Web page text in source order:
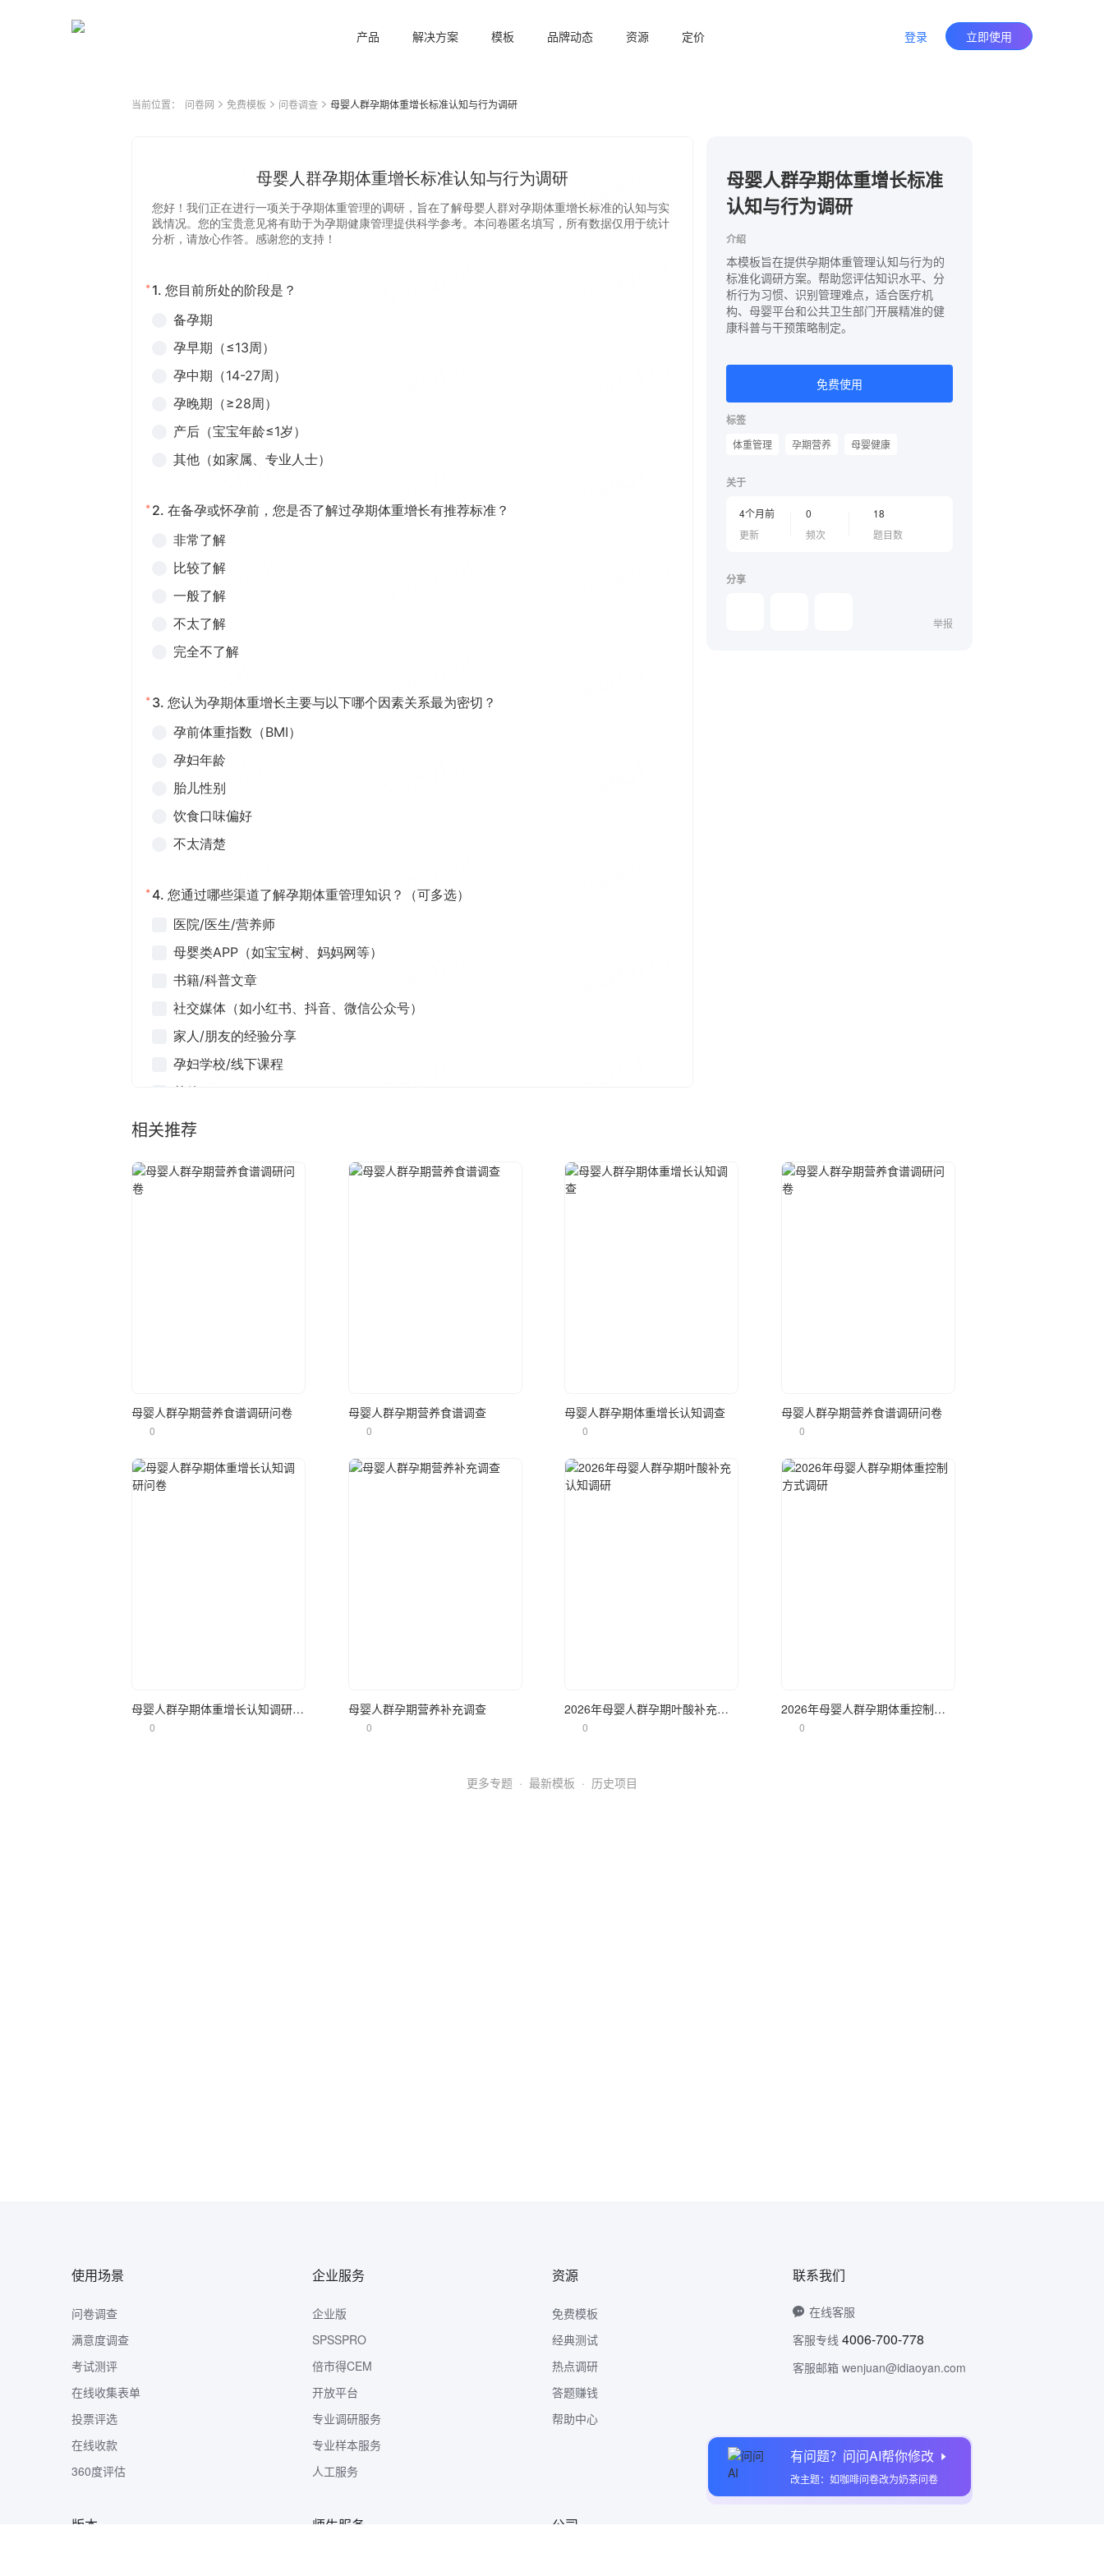
产品 解决方案 模板 品牌动态 资源 定价 登录 立即使用
当前位置： 问卷网 免费模板 问卷调查 母婴人群孕期体重增长标准认知与行为调研
母婴人群孕期体重增长标准
认知与行为调研
介绍
本模板旨在提供孕期体重管理认知与行为的
标准化调研方案。帮助您评估知识水平、分
析行为习惯、识别管理难点，适合医疗机
构、母婴平台和公共卫生部门开展精准的健
康科普与干预策略制定。
免费使用
标签
体重管理 孕期营养 母婴健康
关于
4个月前
更新
0
频次
18
题目数
分享
举报
有问题？问问AI帮你修改
改主题：如咖啡问卷改为奶茶问卷
相关推荐
母婴人群孕期营养食谱调研问卷
0
母婴人群孕期营养食谱调查
0
母婴人群孕期体重增长认知调查
0
母婴人群孕期营养食谱调研问卷
0
母婴人群孕期体重增长认知调研问卷
0
母婴人群孕期营养补充调查
0
2026年母婴人群孕期叶酸补充认知调研
0
2026年母婴人群孕期体重控制方式调研
0
更多专题 · 最新模板 · 历史项目
使用场景
问卷调查
满意度调查
考试测评
在线收集表单
投票评选
在线收款
360度评估
企业服务
企业版
SPSSPRO
倍市得CEM
开放平台
专业调研服务
专业样本服务
人工服务
资源
免费模板
经典测试
热点调研
答题赚钱
帮助中心
联系我们
在线客服
客服专线 4006-700-778
客服邮箱 wenjuan@idiaoyan.com
问卷网公众号
版本 师生服务 公司